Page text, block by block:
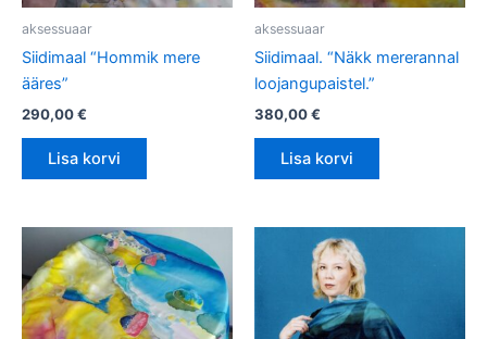
aksessuaar
Siidimaal “Hommik mere
ääres”
290,00€
Lisa korvi
aksessuaar
Siidimaal. “Näkk mererannal
loojangupaistel.”
380,00€
Lisa korvi